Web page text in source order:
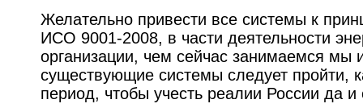
Желательно привести все системы к
ИСО 9001-2008, в части деятельности
организации, чем сейчас занимаемся мы
существующие системы следует пройти,
период, чтобы учесть реалии России да и